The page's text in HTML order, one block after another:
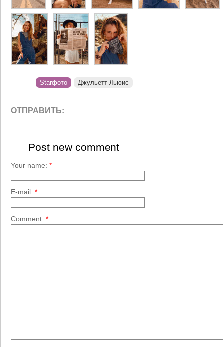
Starфото Джульетт Льюис
ОТПРАВИТЬ:
Post new comment
Your name: *
E-mail: *
Comment: *